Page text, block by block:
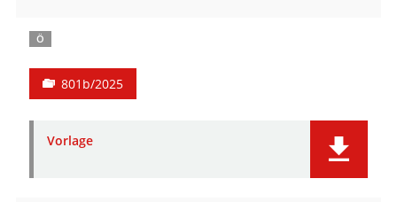
Ö
801b/2025
Vorlage